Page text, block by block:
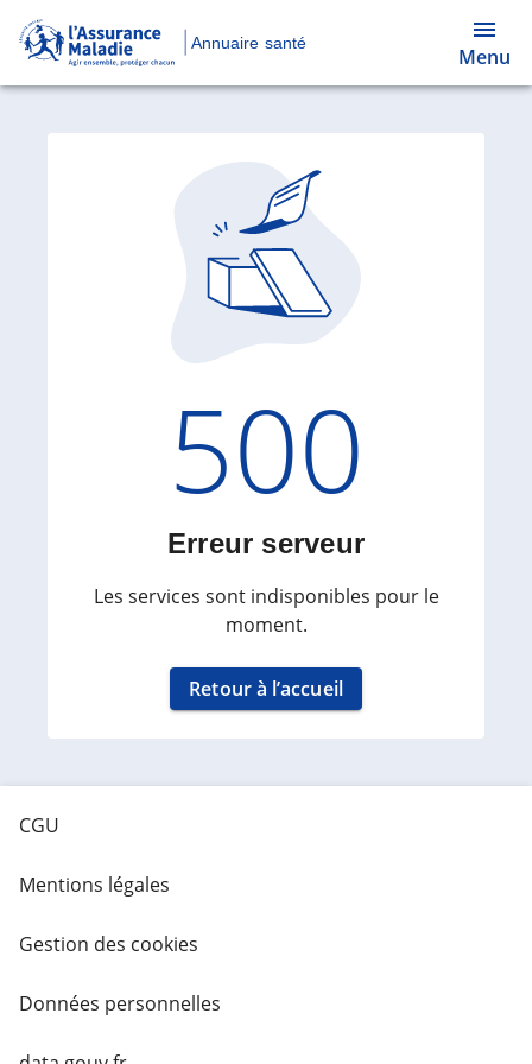
Annuaire santé
Menu
Code
500
Erreur serveur
Les services sont indisponibles pour le
moment.
Retour à l’accueil
CGU
Mentions légales
Gestion des cookies
Données personnelles